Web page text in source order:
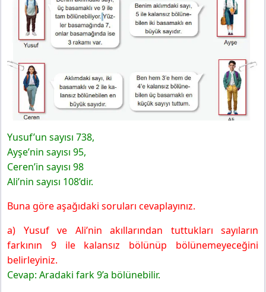
Yusuf’un sayısı 738,
Ayşe’nin sayısı 95,
Ceren’in sayısı 98
Ali’nin sayısı 108’dir.
Buna göre aşağıdaki soruları cevaplayınız.
a) Yusuf ve Ali’nin akıllarından tuttukları sayıların
farkının 9 ile kalansız bölünüp bölünemeyeceğini
belirleyiniz.
Cevap: Aradaki fark 9’a bölünebilir.